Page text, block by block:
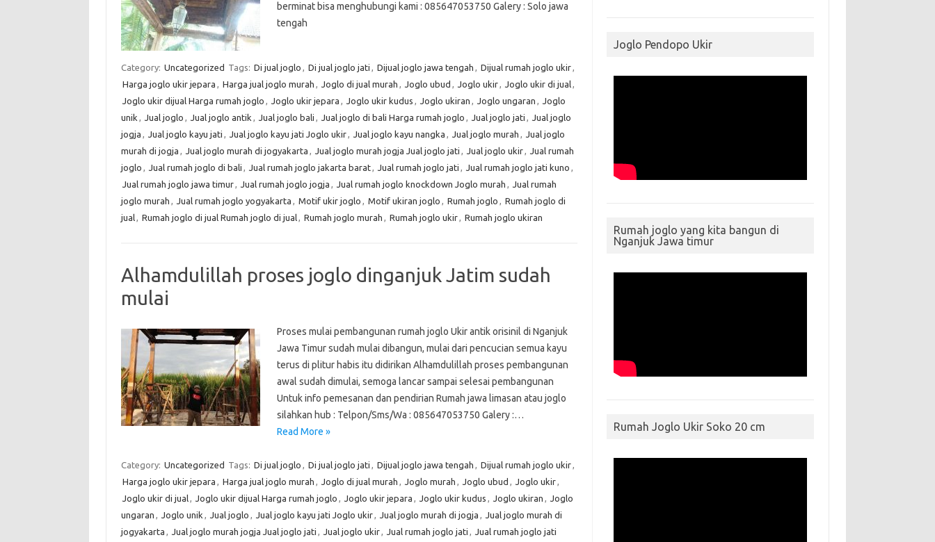
berminat bisa menghubungi kami : 085647053750 Galery : Solo jawa
tengah
Category: Uncategorized Tags: Di jual joglo , Di jual joglo jati , Dijual joglo jawa tengah , Dijual rumah joglo ukir,
Harga joglo ukir jepara , Harga jual joglo murah , Joglo di jual murah , Joglo ubud , Joglo ukir, Joglo ukir di jual,
Joglo ukir dijual Harga rumah joglo , Joglo ukir jepara , Joglo ukir kudus , Joglo ukiran , Joglo ungaran , Joglo
unik , Jual joglo , Jual joglo antik , Jual joglo bali , Jual joglo di bali Harga rumah joglo , Jual joglo jati , Jual joglo
jogja , Jual joglo kayu jati , Jual joglo kayu jati Joglo ukir, Jual joglo kayu nangka , Jual joglo murah , Jual joglo
murah di jogja , Jual joglo murah di jogyakarta , Jual joglo murah jogja Jual joglo jati , Jual joglo ukir, Jual rumah
joglo , Jual rumah joglo di bali , Jual rumah joglo jakarta barat, Jual rumah joglo jati , Jual rumah joglo jati kuno ,
Jual rumah joglo jawa timur, Jual rumah joglo jogja , Jual rumah joglo knockdown Joglo murah , Jual rumah
joglo murah , Jual rumah joglo yogyakarta , Motif ukir joglo , Motif ukiran joglo , Rumah joglo , Rumah joglo di
jual, Rumah joglo di jual Rumah joglo di jual, Rumah joglo murah , Rumah joglo ukir, Rumah joglo ukiran
Alhamdulillah proses joglo dinganjuk Jatim sudah
mulai
Proses mulai pembangunan rumah joglo Ukir antik orisinil di Nganjuk
Jawa Timur sudah mulai dibangun, mulai dari pencucian semua kayu
terus di plitur habis itu didirikan Alhamdulillah proses pembangunan
awal sudah dimulai, semoga lancar sampai selesai pembangunan
Untuk info pemesanan dan pendirian Rumah jawa limasan atau joglo
silahkan hub : Telpon/Sms/Wa : 085647053750 Galery :…
Read More »
Category: Uncategorized Tags: Di jual joglo , Di jual joglo jati , Dijual joglo jawa tengah , Dijual rumah joglo ukir,
Harga joglo ukir jepara , Harga jual joglo murah , Joglo di jual murah , Joglo murah , Joglo ubud , Joglo ukir,
Joglo ukir di jual, Joglo ukir dijual Harga rumah joglo , Joglo ukir jepara , Joglo ukir kudus , Joglo ukiran , Joglo
ungaran , Joglo unik , Jual joglo , Jual joglo kayu jati Joglo ukir, Jual joglo murah di jogja , Jual joglo murah di
jogyakarta , Jual joglo murah jogja Jual joglo jati , Jual joglo ukir, Jual rumah joglo jati , Jual rumah joglo jati
Joglo Pendopo Ukir
Rumah joglo yang kita bangun di
Nganjuk Jawa timur
Rumah Joglo Ukir Soko 20 cm